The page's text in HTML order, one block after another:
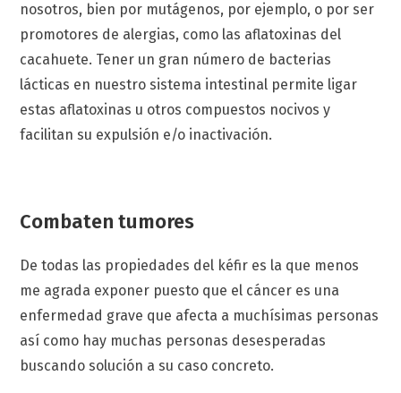
nosotros, bien por mutágenos, por ejemplo, o por ser
promotores de alergias, como las aflatoxinas del
cacahuete. Tener un gran número de bacterias
lácticas en nuestro sistema intestinal permite ligar
estas aflatoxinas u otros compuestos nocivos y
facilitan su expulsión e/o inactivación.
Combaten tumores
De todas las propiedades del kéfir es la que menos
me agrada exponer puesto que el cáncer es una
enfermedad grave que afecta a muchísimas personas
así como hay muchas personas desesperadas
buscando solución a su caso concreto.